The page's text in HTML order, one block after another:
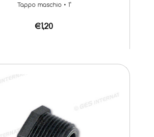
Tappo maschio • 1"
€1,20